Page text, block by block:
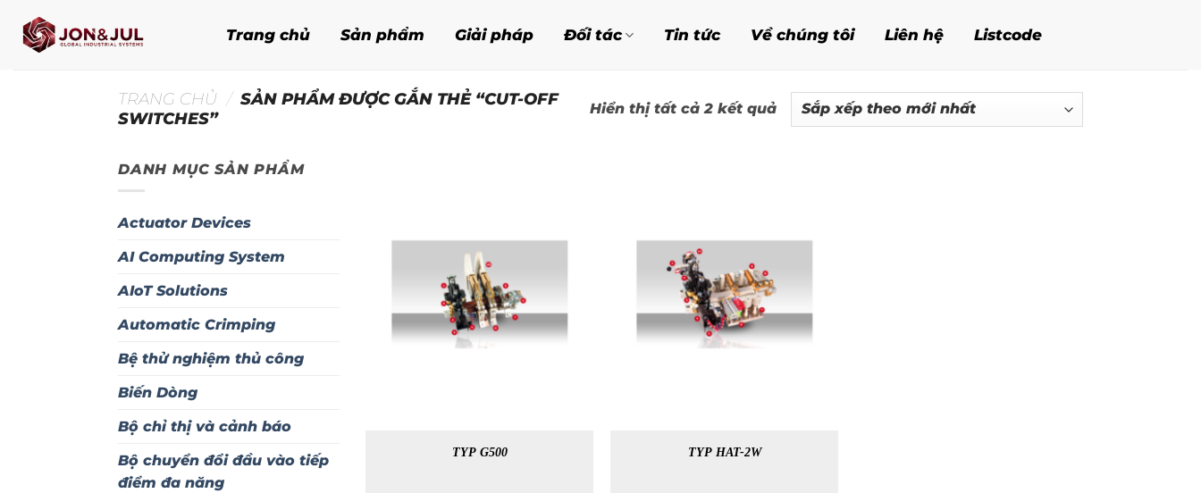
qua
Trang chủ Sản phẩm Giải pháp Đối tác Tin tức Về chúng tôi Liên hệ Listcode
TRANG CHỦ / SẢN PHẨM ĐƯỢC GẮN THẺ “CUT-OFF
SWITCHES”
Hiển thị tất cả 2 kết quảĐã
sắp
DANH MỤC SẢN PHẨM
Actuator Devices
AI Computing System
AIoT Solutions
Automatic Crimping
Bệ thử nghiệm thủ công
Biến Dòng
Bộ chỉ thị và cảnh báo
Bộ chuyển đổi đầu vào tiếp
điểm đa năng
TYP G500 TYP HAT-2W